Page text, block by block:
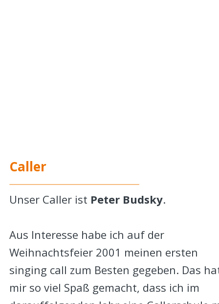
Caller
Unser Caller ist Peter Budsky.
Aus Interesse habe ich auf der
Weihnachtsfeier 2001 meinen ersten
singing call zum Besten gegeben. Das
mir so viel Spaß gemacht, dass ich im